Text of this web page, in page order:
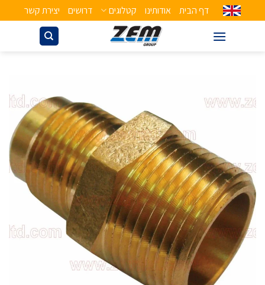
דף הבית אודותינו קטלוגים דרושים יצירת קשר